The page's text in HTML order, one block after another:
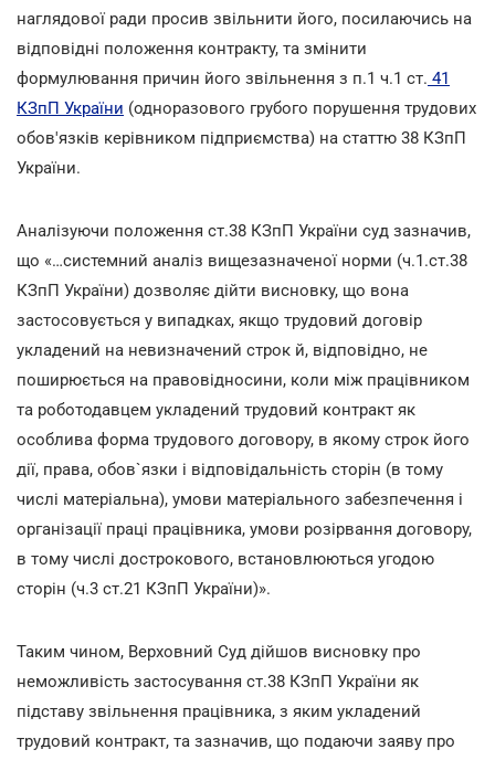
наглядової ради просив звільнити його, посилаючись на
відповідні положення контракту, та змінити
формулювання причин його звільнення з п.1 ч.1 ст. 41
КЗпП України (одноразового грубого порушення трудових
обов'язків керівником підприємства) на статтю 38 КЗпП
України.
Аналізуючи положення ст.38 КЗпП України суд зазначив,
що «…системний аналіз вищезазначеної норми (ч.1.ст.38
КЗпП України) дозволяє дійти висновку, що вона
застосовується у випадках, якщо трудовий договір
укладений на невизначений строк й, відповідно, не
поширюється на правовідносини, коли між працівником
та роботодавцем укладений трудовий контракт як
особлива форма трудового договору, в якому строк його
дії, права, обов`язки і відповідальність сторін (в тому
числі матеріальна), умови матеріального забезпечення і
організації праці працівника, умови розірвання договору,
в тому числі дострокового, встановлюються угодою
сторін (ч.3 ст.21 КЗпП України)».
Таким чином, Верховний Суд дійшов висновку про
неможливість застосування ст.38 КЗпП України як
підставу звільнення працівника, з яким укладений
трудовий контракт, та зазначив, що подаючи заяву про